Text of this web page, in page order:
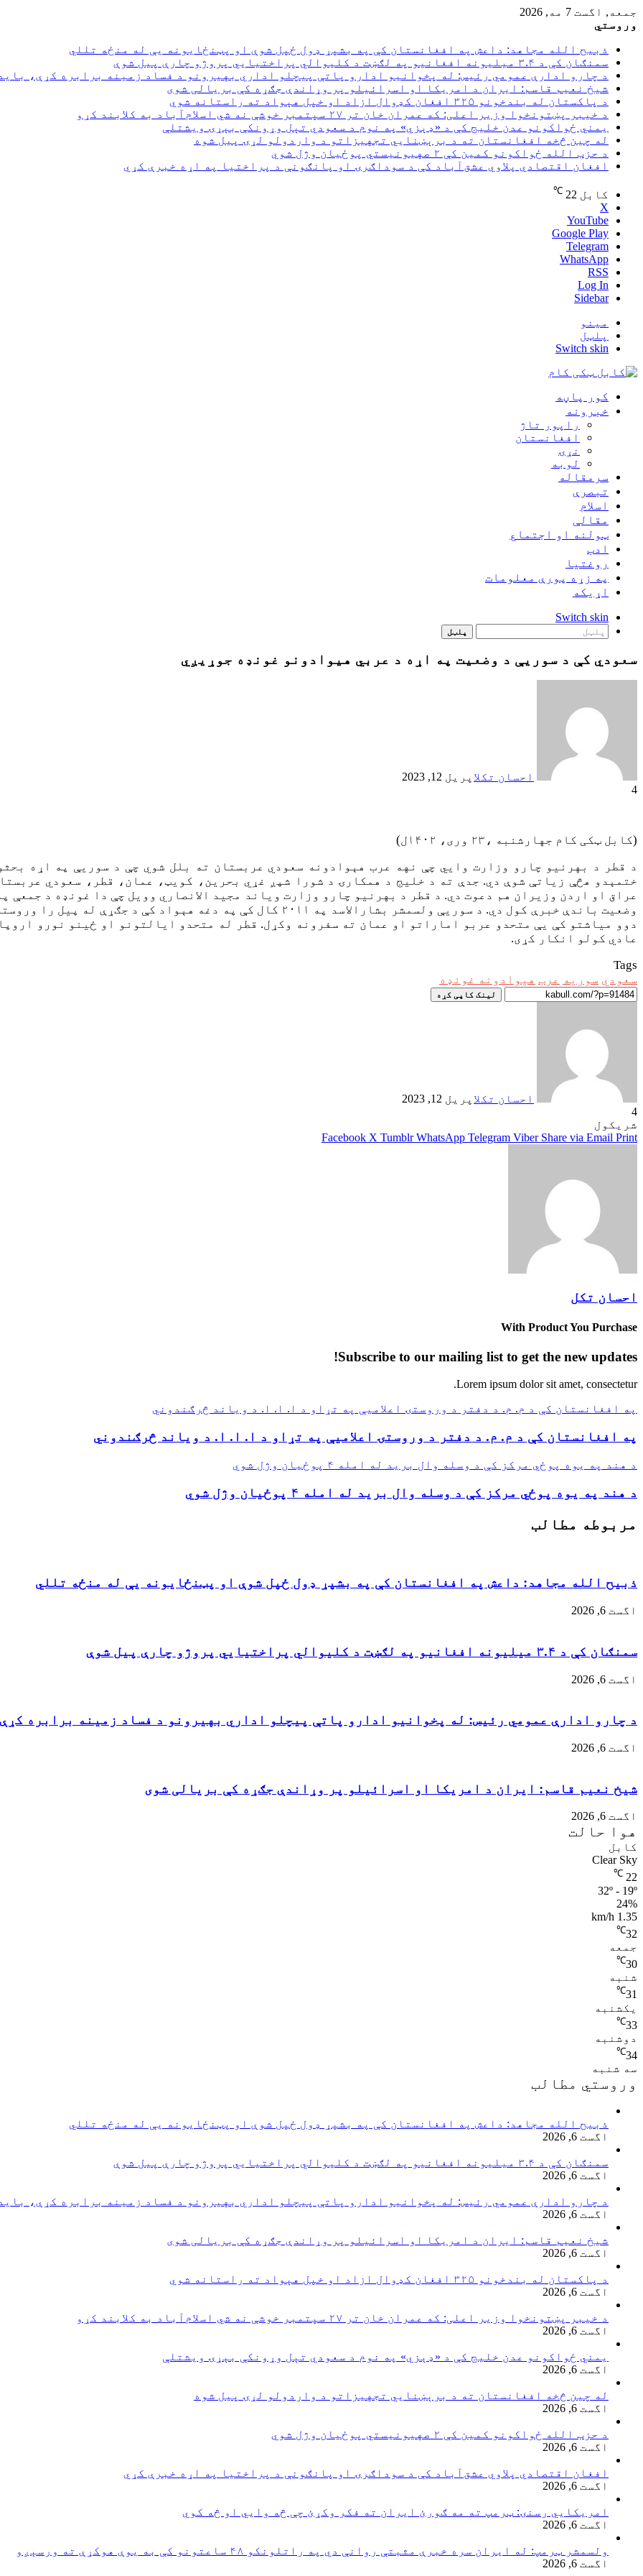
جمعه, اگست 7 مه, 2026
وروستي
ذبیح الله مجاهد: داعش په افغانستان کې په بشپړ ډول ځپل شوې او پټنځایونه یې له منځه تللي
سمنګان کې د ۳.۴ میلیونه افغانیو په لګښت د کلیوالي پراختیايي پروژو چارې پیل شوې
د چارو ادارې عمومي رئیس: له پخوانیو ادارو پاتې پيچلو اداري بهیرونو د فساد زمینه برابره کړې،
شیخ نعیم قاسم: ایران د امریکا او اسرائیلو پر وړاندې جګړه کې بریالی شوی
د پاکستان له بندخونو ۳۲۵ افغان کډوال ازاد او خپل هېواد ته راستانه شوي
د خیبر پښتونخوا وزیر اعلی: که عمران خان تر ۲۷ سپتمبر خوشې نه شي اسلام‌آباد به کلابند کړو
یمني ځواکونو عدن خلیج کې د «ډېزي» په نوم د سعودي تېل وړونکې بېړۍ ویشتلې
له چین څخه افغانستان ته د برېښنايي تجهیزاتو د واردولو لړۍ پیل شوه
د حزب الله ځواکونو کمین کې ۲ صهیونیستي پوځیان وژل شوي
افغان اقتصادي پلاوي عشق‌آباد کې د سوداګرۍ او پانګونې د پراختیا په اړه خبرې کړي
کابل 22
℃
X
YouTube
Google Play
Telegram
WhatsApp
RSS
Log In
Sidebar
مینو
پلټل
Switch skin
کور پاڼه
خبرونه
راپور تاژ
افغانستان
نړۍ
لوبه
سرمقاله
تبصرې
اسلام
مقالې
ټولنه او اجتماع
ادب
روغتيا
په زړه پورې معلومات
اړيکه
Switch skin
پلټل
سعودي کې د سوريې د وضعیت په اړه د عربي هیوادونو غونډه جوړیږي
احسان تکل اپریل 12, 2023
4
(کابل ټکی کام جهارشنبه ،۲۳ وری، ۱۴۰۲ل)
د قطر د بهرنیو چارو وزارت وايي‌ چې نهه عرب هېوادونه سعودي عربستان ته بلل شوي چې د سوریې په اړه
ختمېدو هڅې زیاتې شوې دي. جدې ته د خلیج د همکارۍ د شورا شپږ غړي بحرین، کویټ،‌ عمان، قطر، سعودي
عراق او اردن وزیران هم دعوت دي. د قطر د بهرنیو چارو وزارت ویاند مجید الانصاري وویل چې دا غونډه د جمعې
وضعیت باندې خبرې کول دي. د سوریې ولسمشر بشارالاسد په ۲۰۱۱ کال کې په
دوو میاشتو کې یې متحدو عربو اماراتو او عمان ته سفرونه وکړل. قطر له متحدو ایالتونو او ځینو نورو
عادي کولو انکار کړی.
Tags
سعودي سوریه عرب هیوادونه غونډه
لینک کاپی کړه
احسان تکل اپریل 12, 2023
4
شریکول
Facebook X Tumblr WhatsApp Telegram Viber Share via Email Print
احسان تکل
With Product You Purchase
Subscribe to our mailing list to get the new updates!
Lorem ipsum dolor sit amet, consectetur.
په افغانستان کې د م. م. د دفتر د وروستۍ اعلامیې په تړاو د ا. ا. ا. د ویاند څرګندوني
په افغانستان کې د م. م. د دفتر د وروستۍ اعلامیې په تړاو د ا. ا. ا. د ویاند څرګندوني
د هند په يوه پوځي مرکز کې د وسله وال برید له امله ۴ پوځيان وژل شوي
د هند په يوه پوځي مرکز کې د وسله وال برید له امله ۴ پوځيان وژل شوي
مربوطه مطالب
ذبیح الله مجاهد: داعش په افغانستان کې په بشپړ ډول ځپل شوې او پټنځایونه یې له منځه تللي
اگست 6, 2026
سمنګان کې د ۳.۴ میلیونه افغانیو په لګښت د کلیوالي پراختیايي پروژو چارې پیل شوې
اگست 6, 2026
د چارو ادارې عمومي رئیس: له پخوانیو ادارو پاتې پيچلو اداري بهیرونو د فساد زمینه برابره
اگست 6, 2026
شیخ نعیم قاسم: ایران د امریکا او اسرائیلو پر وړاندې جګړه کې بریالی شوی
اگست 6, 2026
هوا حالت
کابل
Clear Sky
22
℃
32º - 19º
24%
1.35 km/h
32
℃
جمعه
30
℃
شنبه
31
℃
یکشنبه
33
℃
دوشنبه
34
℃
سه شنبه
وروستي مطالب
ذبیح الله مجاهد: داعش په افغانستان کې په بشپړ ډول ځپل شوې او پټنځایونه یې له منځه تللي
اگست 6, 2026
سمنګان کې د ۳.۴ میلیونه افغانیو په لګښت د کلیوالي پراختیايي پروژو چارې پیل شوې
اگست 6, 2026
د چارو ادارې عمومي رئیس: له پخوانیو ادارو پاتې پيچلو اداري بهیرونو د فساد زمینه برابره کړې،
اگست 6, 2026
شیخ نعیم قاسم: ایران د امریکا او اسرائیلو پر وړاندې جګړه کې بریالی شوی
اگست 6, 2026
د پاکستان له بندخونو ۳۲۵ افغان کډوال ازاد او خپل هېواد ته راستانه شوي
اگست 6, 2026
د خیبر پښتونخوا وزیر اعلی: که عمران خان تر ۲۷ سپتمبر خوشې نه شي اسلام‌آباد به کلابند کړو
اگست 6, 2026
یمني ځواکونو عدن خلیج کې د «ډېزي» په نوم د سعودي تېل وړونکې بېړۍ ویشتلې
اگست 6, 2026
له چین څخه افغانستان ته د برېښنايي تجهیزاتو د واردولو لړۍ پیل شوه
اگست 6, 2026
د حزب الله ځواکونو کمین کې ۲ صهیونیستي پوځیان وژل شوي
اگست 6, 2026
افغان اقتصادي پلاوي عشق‌آباد کې د سوداګرۍ او پانګونې د پراختیا په اړه خبرې کړي
اگست 6, 2026
امریکایي رسنۍ: ټرمپ ته مه ګورئ ایران ته فکر وکړئ چې څه وایي او څه کوي
اگست 6, 2026
ولسمشر ټرمپ: له ایران سره خبرې مثبتې روانې دي په راتلونکو ۴۸ ساعتونو کې به یوې هوکړې ته ورسېږو
اگست 6, 2026